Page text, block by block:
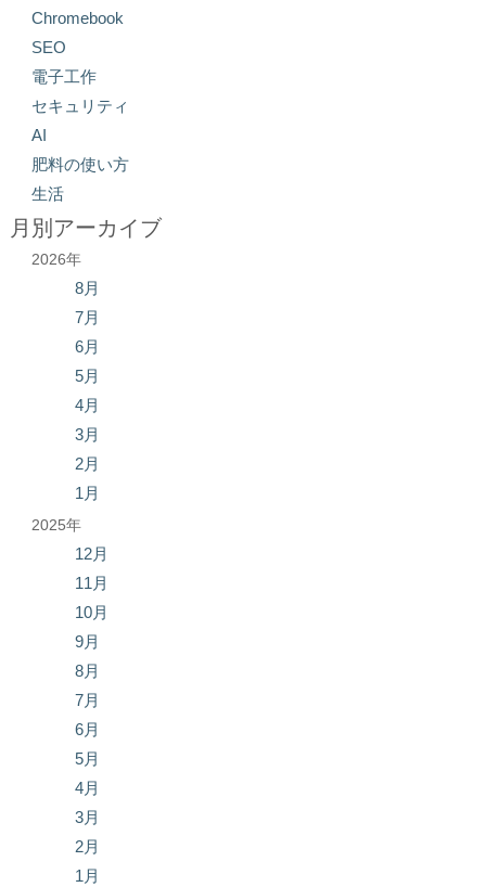
Chromebook
SEO
電子工作
セキュリティ
AI
肥料の使い方
生活
月別アーカイブ
2026年
8月
7月
6月
5月
4月
3月
2月
1月
2025年
12月
11月
10月
9月
8月
7月
6月
5月
4月
3月
2月
1月